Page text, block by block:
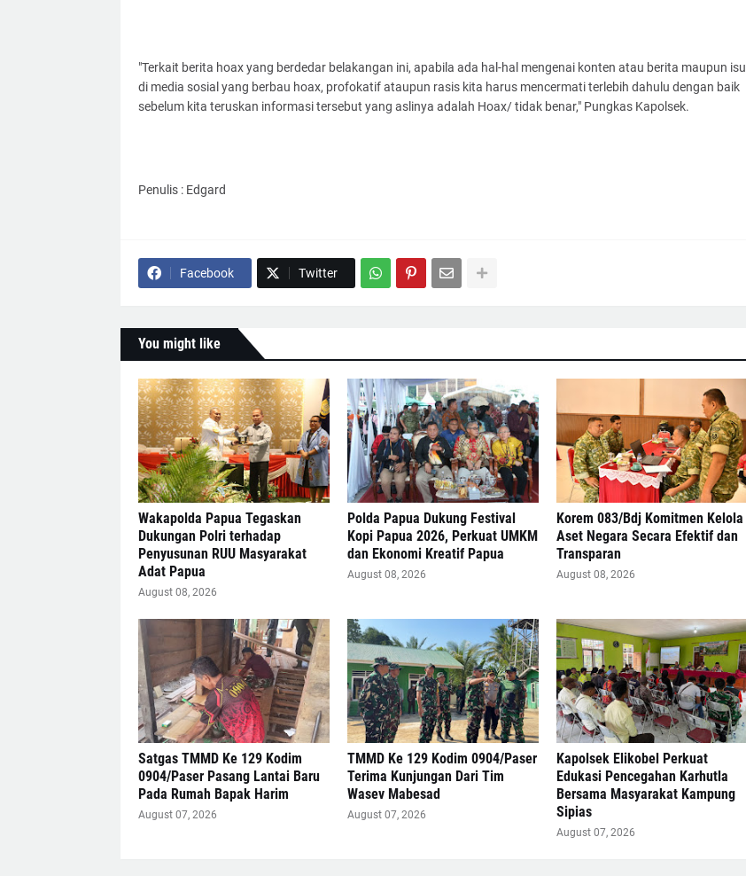
"Terkait berita hoax yang berdedar belakangan ini, apabila ada hal-hal mengenai konten atau berita maupun isu
di media sosial yang berbau hoax, profokatif ataupun rasis kita harus mencermati terlebih dahulu dengan baik
sebelum kita teruskan informasi tersebut yang aslinya adalah Hoax/ tidak benar," Pungkas Kapolsek.
Penulis : Edgard
Facebook Twitter
You might like
Wakapolda Papua Tegaskan
Dukungan Polri terhadap
Penyusunan RUU Masyarakat
Adat Papua
August 08, 2026
Polda Papua Dukung Festival
Kopi Papua 2026, Perkuat UMKM
dan Ekonomi Kreatif Papua
August 08, 2026
Korem 083/Bdj Komitmen Kelola
Aset Negara Secara Efektif dan
Transparan
August 08, 2026
Satgas TMMD Ke 129 Kodim
0904/Paser Pasang Lantai Baru
Pada Rumah Bapak Harim
August 07, 2026
TMMD Ke 129 Kodim 0904/Paser
Terima Kunjungan Dari Tim
Wasev Mabesad
August 07, 2026
Kapolsek Elikobel Perkuat
Edukasi Pencegahan Karhutla
Bersama Masyarakat Kampung
Sipias
August 07, 2026